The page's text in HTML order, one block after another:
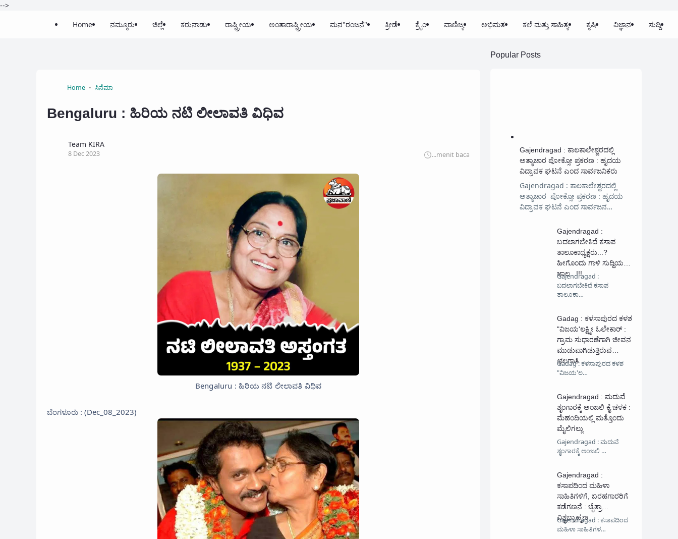
-->
Home
ನಮ್ಮೂರು ಜಿಲ್ಲೆ ಕರುನಾಡು ರಾಷ್ಟ್ರೀಯ ಅಂತಾರಾಷ್ಟ್ರೀಯ ಮನ"ರಂಜನೆ" ಕ್ರೀಡೆ ಕ್ರೈಂ ವಾಣಿಜ್ಯ ಅಭಿಮತ ಕಲೆ ಮತ್ತು ಸಾಹಿತ್ಯ ಕೃಷಿ ವಿಜ್ಞಾನ ಸುದ್ದಿ
Home ಸಿನೆಮಾ
Bengaluru : ಹಿರಿಯ ನಟಿ ಲೀಲಾವತಿ ವಿಧಿವ
Team KIRA
8 Dec 2023 ...menit baca
Bengaluru : ಹಿರಿಯ ನಟಿ ಲೀಲಾವತಿ ವಿಧಿವ
ಬೆಂಗಳೂರು : (Dec_08_2023)
Popular Posts
Gajendragad : ಕಾಲಕಾಲೇಶ್ವರದಲ್ಲಿ
ಅತ್ಯಾಚಾರ ಪೋಕ್ಸೋ ಪ್ರಕರಣ : ಹೃದಯ
ವಿದ್ರಾವಕ ಘಟನೆ ಎಂದ ಸಾರ್ವಜನಿಕರು
Gajendragad : ಕಾಲಕಾಲೇಶ್ವರದಲ್ಲಿ
ಅತ್ಯಾಚಾರ ಪೋಕ್ಸೋ ಪ್ರಕರಣ : ಹೃದಯ
ವಿದ್ರಾವಕ ಘಟನೆ ಎಂದ ಸಾರ್ವಜನ…
Gajendragad :
ಬದಲಾಗಬೇಕಿದೆ ಕಸಾಪ
ತಾಲೂಕಾಧ್ಯಕ್ಷರು...?
ಹೀಗೊಂದು ಗಾಳಿ ಸುದ್ದಿಯ
ಜಾಲ...!!!
Gajendragad :
ಬದಲಾಗಬೇಕಿದೆ ಕಸಾಪ
ತಾಲೂಕಾ…
Gadag : ಕಳಸಾಪುರದ ಕಳಶ
"ವಿಜಯ'ಲಕ್ಷ್ಮೀ ಓಲೇಕಾರ್ :
ಗ್ರಾಮ ಸುಧಾರಣೆಗಾಗಿ ಜೀವನ‌
ಮುಡುಪಾಗಿಡುತ್ತಿರುವ
ಛಲಗಾತಿ
Gadag : ಕಳಸಾಪುರದ ಕಳಶ
"ವಿಜಯ'ಲ…
Gajendragad : ಮದುವೆ
ಶೃಂಗಾರಕ್ಕೆ ಅಂಜಲಿ ಕೈ ಚಳಕ :
ಮೆಹಂದಿಯಲ್ಲಿ ಮತ್ತೊಂದು
ಮೈಲಿಗಲ್ಲು
Gajendragad : ಮದುವೆ
ಶೃಂಗಾರಕ್ಕೆ ಅಂಜಲಿ …
Gajendragad :
ಕಸಾಪದಿಂದ ಮಹಿಳಾ
ಸಾಹಿತಿಗಳಿಗೆ, ಬರಹಗಾರರಿಗೆ
ಕಡೆಗಣನೆ : ಚೈತ್ರಾ
ವಿಶ್ವಬ್ರಾಹ್ಮಣ
Gajendragad : ಕಸಾಪದಿಂದ
ಮಹಿಳಾ ಸಾಹಿತಿಗಳ…